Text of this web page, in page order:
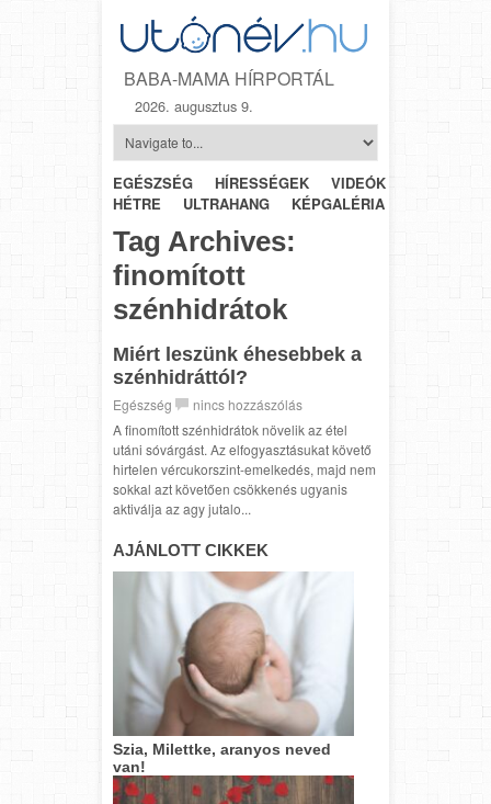
BABA-MAMA HÍRPORTÁL
2026. augusztus 9.
EGÉSZSÉG HÍRESSÉGEK VIDEÓK
HÉTRŐL-
HÉTRE
ULTRAHANG KÉPGALÉRIA
Tag Archives:
finomított
szénhidrátok
Miért leszünk éhesebbek a
szénhidráttól?
Egészség
nincs hozzászólás
A finomított szénhidrátok növelik az étel
utáni sóvárgást. Az elfogyasztásukat követő
hirtelen vércukorszint-emelkedés, majd nem
sokkal azt követően csökkenés ugyanis
aktiválja az agy jutalo...
AJÁNLOTT CIKKEK
Szia, Milettke, aranyos neved
van!